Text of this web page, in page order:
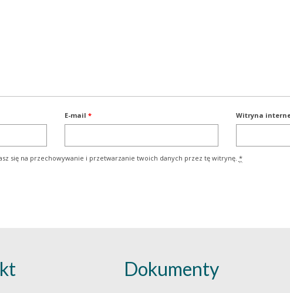
E-mail * Witryna
się na przechowywanie i przetwarzanie twoich danych przez tę witrynę. *
Dokumenty